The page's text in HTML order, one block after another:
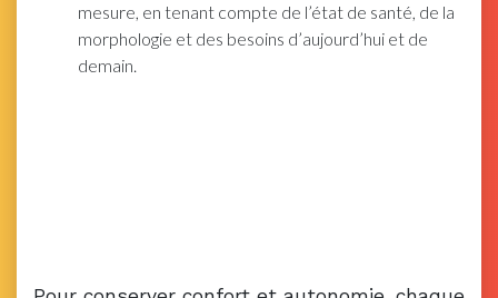
mesure, en tenant compte de l’état de santé, de la
morphologie et des besoins d’aujourd’hui et de
demain.